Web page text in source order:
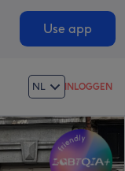
Use app
NL INLOGGEN